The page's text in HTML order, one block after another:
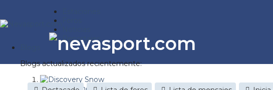
Reportajes
Blogs actualizados recientemente: